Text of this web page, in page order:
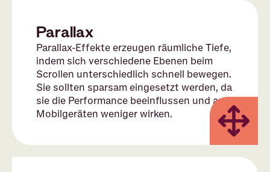
Parallax
Parallax-Effekte erzeugen räumliche Tiefe,
indem sich verschiedene Ebenen beim
Scrollen unterschiedlich schnell bewegen.
Sie sollten sparsam eingesetzt werden, da
sie die Performance beeinflussen und auf
Mobilgeräten weniger wirken.